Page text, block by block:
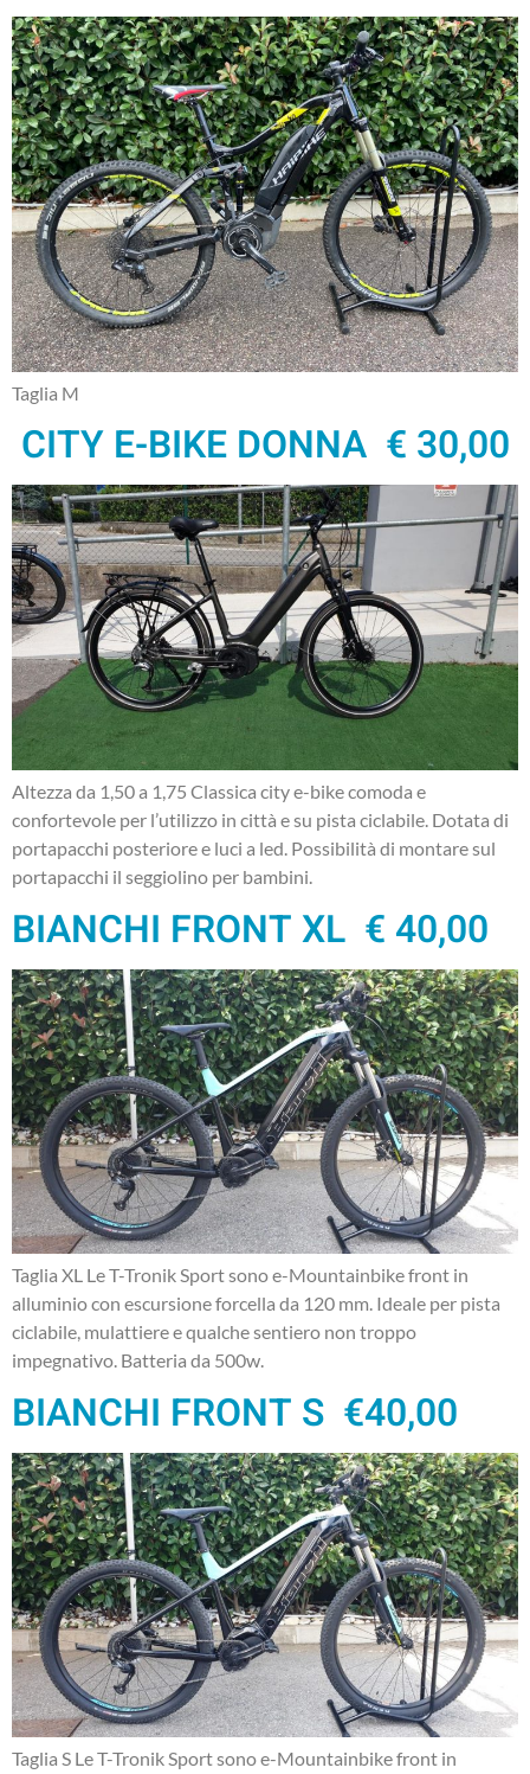
Taglia M
CITY E-BIKE DONNA € 30,00
Altezza da 1,50 a 1,75 Classica city e-bike comoda e
confortevole per l’utilizzo in città e su pista ciclabile. Dotata di
portapacchi posteriore e luci a led. Possibilità di montare sul
portapacchi il seggiolino per bambini.
BIANCHI FRONT XL € 40,00
Taglia XL Le T-Tronik Sport sono e-Mountainbike front in
alluminio con escursione forcella da 120 mm. Ideale per pista
ciclabile, mulattiere e qualche sentiero non troppo
impegnativo. Batteria da 500w.
BIANCHI FRONT S €40,00
Taglia S Le T-Tronik Sport sono e-Mountainbike front in